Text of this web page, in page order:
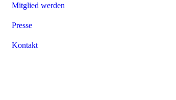
Mitglied werden
Presse
Kontakt